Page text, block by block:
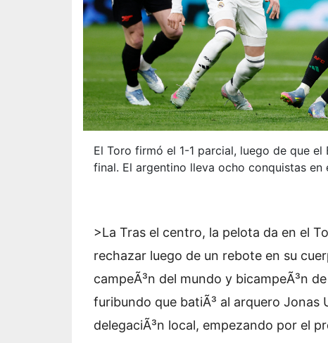
El Toro firmó el 1-1 parcial, luego de que
final. El argentino lleva ocho conquistas
>La Tras el centro, la pelota da en el
rechazar luego de un rebote en su
campeÃ³n del mundo y bicampeÃ³n
furibundo que batiÃ³ al arquero Jonas
delegaciÃ³n local, empezando por el